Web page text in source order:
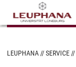
LEUPHANA SERVICE